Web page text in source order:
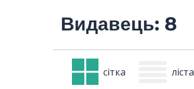
Видавець: 8
сітка ліста